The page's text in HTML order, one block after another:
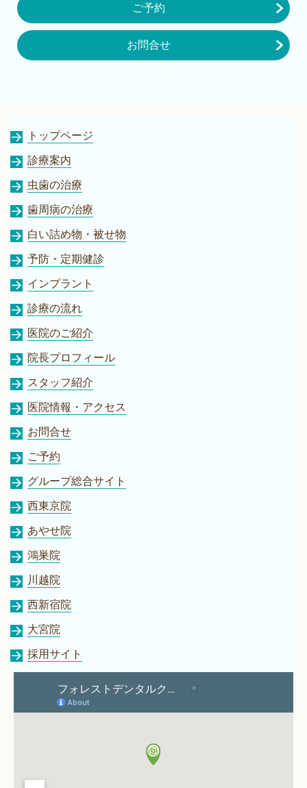
ご予約
お問合せ
トップページ
診療案内
虫歯の治療
歯周病の治療
白い詰め物・被せ物
予防・定期健診
インプラント
診療の流れ
医院のご紹介
院長プロフィール
スタッフ紹介
医院情報・アクセス
お問合せ
ご予約
グループ総合サイト
西東京院
あやせ院
鴻巣院
川越院
西新宿院
大宮院
採用サイト